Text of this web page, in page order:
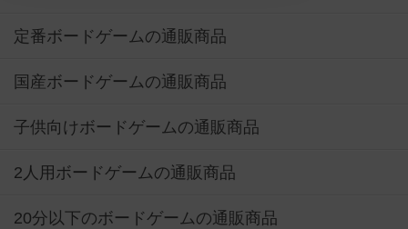
定番ボードゲームの通販商品
国産ボードゲームの通販商品
子供向けボードゲームの通販商品
2人用ボードゲームの通販商品
20分以下のボードゲームの通販商品